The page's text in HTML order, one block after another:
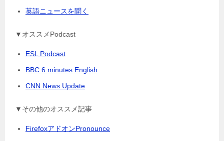
英語ニュースを聞く
▼オススメPodcast
ESL Podcast
BBC 6 minutes English
CNN News Update
▼その他のオススメ記事
FirefoxアドオンPronounce